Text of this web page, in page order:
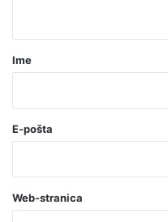
r
o
a
v
Ime
E-pošta
Web-stranica